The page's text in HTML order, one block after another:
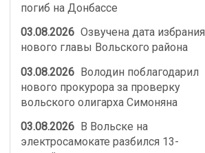
погиб на Донбассе
03.08.2026 Озвучена дата избрания
нового главы Вольского района
03.08.2026 Володин поблагодарил
нового прокурора за проверку
вольского олигарха Симоняна
03.08.2026
В Вольске на
электросамокате разбился 13-